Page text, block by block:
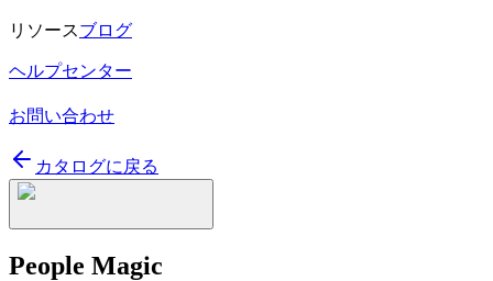
リソースブログ
ヘルプセンター
お問い合わせ
カタログに戻る
People Magic